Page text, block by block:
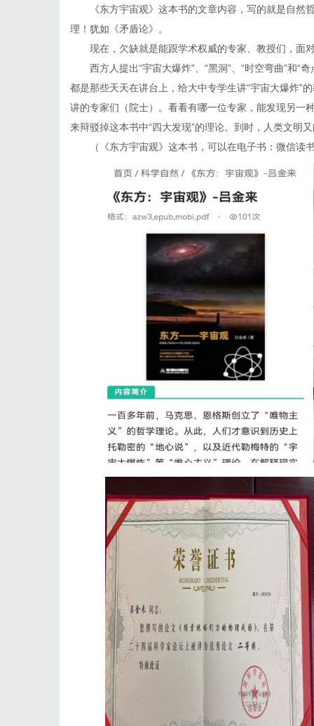
《东方宇宙观》这本书的文章内容，写的就是自然
理！犹如《矛盾论》。
现在，欠缺就是能跟学术权威的专家、教授们，面
西方人提出“宇宙大爆炸”、“黑洞”、“时空弯曲”和
都是那些天天在讲台上，给大中专学生讲“宇宙大爆炸”
讲的专家们（院士）。看看有哪一位专家，能发现另一
来辩驳掉这本书中“四大发现”的理论。到时，人类文明
（《东方宇宙观》这本书，可以在电子书：微信读